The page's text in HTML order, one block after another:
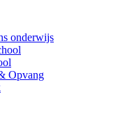
onderwijs
Opvang